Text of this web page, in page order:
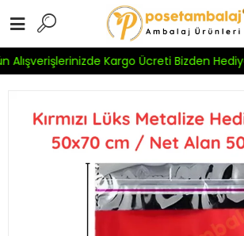
Alışverişlerinizde Kargo Ücreti Bizden Hediye